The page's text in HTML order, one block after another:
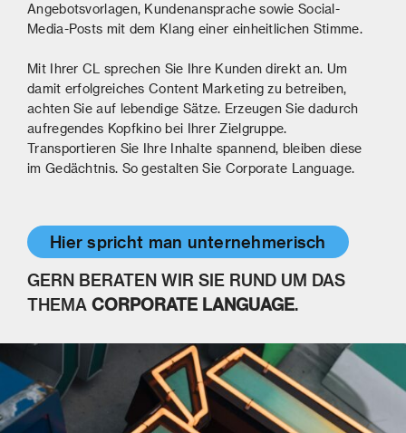
Angebotsvorlagen, Kundenansprache sowie Social-
Media-Posts mit dem Klang einer einheitlichen Stimme.
Mit Ihrer CL sprechen Sie Ihre Kunden direkt an. Um
damit erfolgreiches Content Marketing zu betreiben,
achten Sie auf lebendige Sätze. Erzeugen Sie dadurch
aufregendes Kopfkino bei Ihrer Zielgruppe.
Transportieren Sie Ihre Inhalte spannend, bleiben diese
im Gedächtnis. So gestalten Sie Corporate Language.
Hier spricht man unternehmerisch
GERN BERATEN WIR SIE RUND UM DAS
THEMA CORPORATE LANGUAGE.